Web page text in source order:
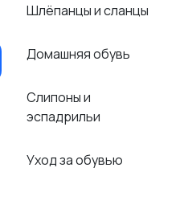
Шлёпанцы и сланцы
Домашняя обувь
Слипоны и
эспадрильи
Уход за обувью